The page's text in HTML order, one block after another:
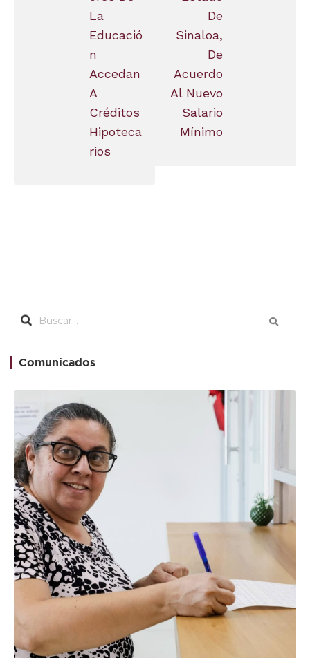
La
Educació
N
Accedan
A
Créditos
Hipoteca
Rios
De
Sinaloa,
De
Acuerdo
Al Nuevo
Salario
Mínimo
Comunicados